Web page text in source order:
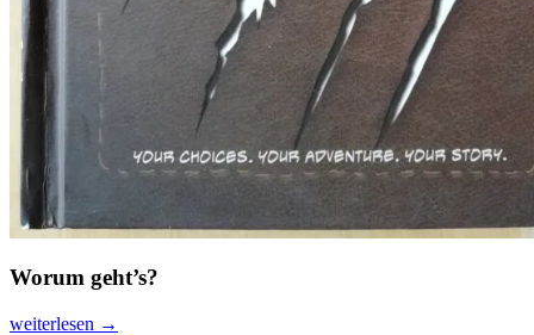
Worum geht’s?
Werwölfe
weiterlesen →